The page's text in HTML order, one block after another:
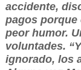
accidente,
pagos porque
peor humor.
voluntades.
ignorado, los